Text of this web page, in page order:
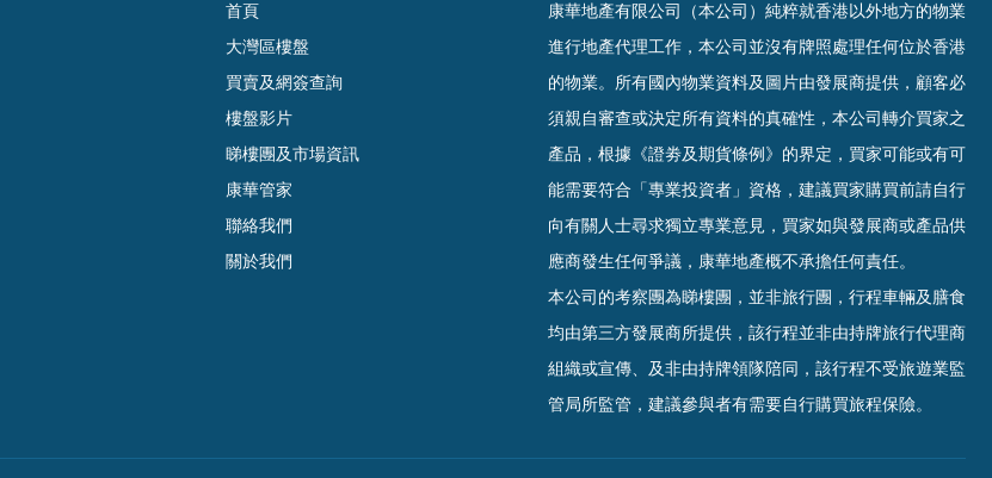
首頁
大灣區樓盤
買賣及網簽查詢
樓盤影片
睇樓團及市場資訊
康華管家
聯絡我們
關於我們
康華地產有限公司（本公司）純粹就香港以外地方的物業
進行地產代理工作，本公司並沒有牌照處理任何位於香港
的物業。 所有國內物業資料及圖片由發展商提供，顧客必
須親自審查或決定所有資料的真確性 ， 本公司轉介買家之
產品，根據《證劵及期貨條例》的界定，買家可能或有可
能需要符合「專業投資者」資格，建議買家購買前請自行
向有關人士尋求獨立專業意見，買家如與發展商或產品供
應商發生任何爭議，康華地產概不承擔任何責任。
本公司的考察團為睇樓團，並非旅行團，行程車輛及膳食
均由第三方發展商所提供，該行程並非由持牌旅行代理商
組織或宣傳、及非由持牌領隊陪同，該行程不受旅遊業監
管局所監管，建議參與者有需要自行購買旅程保險。